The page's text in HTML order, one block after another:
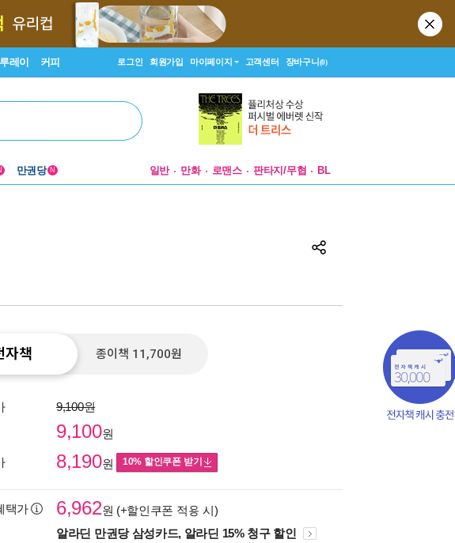
레이 커피 로그인 회원가입 마이페이지 고객센터 장바구니(0)
만권당 N 일반 만화 로맨스 판타지/무협 BL
자책 종이책 11,700원
9,100원
9,100원
8,190원 10% 할인쿠폰 받기
택가 6,962원 (+할인쿠폰 적용 시)
알라딘 만권당 삼성카드, 알라딘 15% 청구 할인